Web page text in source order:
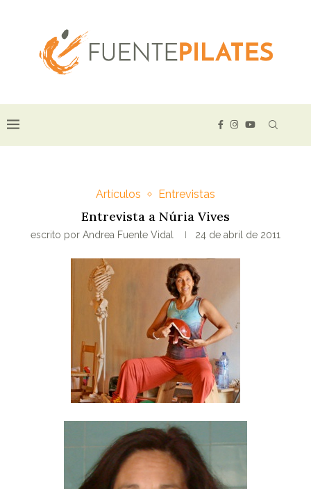
Artículos Entrevistas
Entrevista a Núria Vives
escrito por Andrea Fuente Vidal 24 de abril de 2011